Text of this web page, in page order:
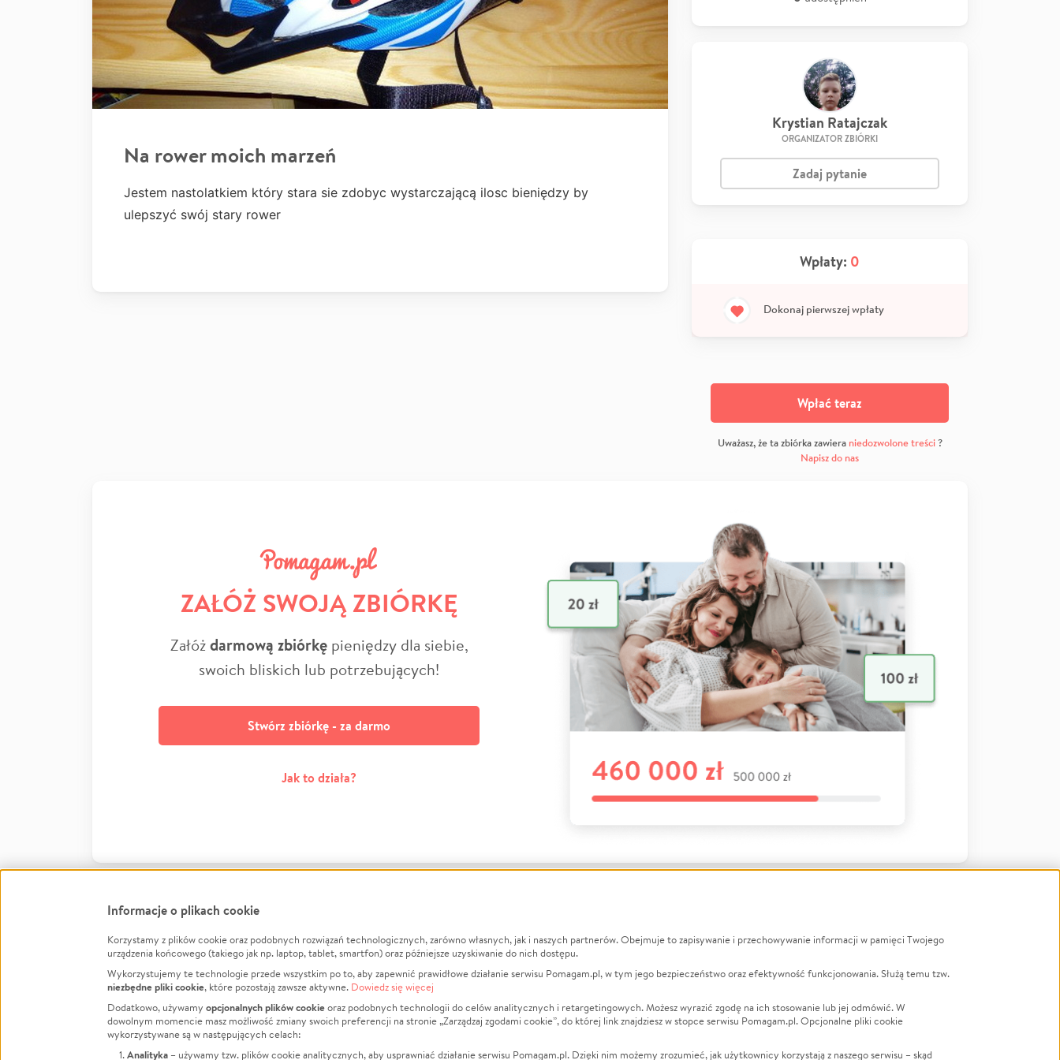
Na rower moich marzeń
Jestem nastolatkiem który stara sie zdobyc wystarczającą ilosc bieniędzy by
ulepszyć swój stary rower
Krystian Ratajczak
ORGANIZATOR ZBIÓRKI
Zadaj pytanie
Wpłaty: 0
Dokonaj pierwszej wpłaty
Wpłać teraz
Uważasz, że ta zbiórka zawiera niedozwolone treści?
Napisz do nas
ZAŁÓŻ SWOJĄ ZBIÓRKĘ
Załóżdarmową zbiórkępieniędzy dla siebie,
swoich bliskich lub potrzebujących!
Stwórz zbiórkę - za darmo
Jak to działa?
FacebookTwitter Instagram
LinkedInTikTok Youtube
Informacje
Jak to działa?
Regulamin
Polityka Prywatności
O nas
Opinie
Raporty
Za darmo
Zbieraj na
Leczenie
Zwierzęta
Pożar
LGBTQ+
Powódź
Wichura
Informacje o plikach cookie
Korzystamy z plików cookie oraz podobnych rozwiązań technologicznych, zarówno własnych, jak i naszych partnerów. Obejmuje to zapisywanie i przechowywanie informacji w pamięci Twojego
urządzenia końcowego (takiego jak np. laptop, tablet, smartfon) oraz późniejsze uzyskiwanie do nich dostępu.
Wykorzystujemy te technologie przede wszystkim po to, aby zapewnić prawidłowe działanie serwisu Pomagam.pl, w tym jego bezpieczeństwo oraz efektywność funkcjonowania. Służą temu tzw.
niezbędne pliki cookie, które pozostają zawsze aktywne. Dowiedz się więcej
Dodatkowo, używamy opcjonalnych plików cookieoraz podobnych technologii do celów analitycznych i retargetingowych. Możesz wyrazić zgodę na ich stosowanie lub jej odmówić. W
dowolnym momencie masz możliwość zmiany swoich preferencji na stronie „Zarządzaj zgodami cookie”, do której link znajdziesz w stopce serwisu Pomagam.pl. Opcjonalne pliki cookie
wykorzystywane są w następujących celach:
Analityka – używamy tzw. plików cookie analitycznych, aby usprawniać działanie serwisu Pomagam.pl. Dzięki nim możemy zrozumieć, jak użytkownicy korzystają z naszego serwisu – skąd